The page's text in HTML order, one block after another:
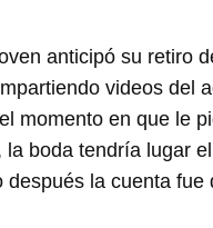
anticipó su retiro
videos del
momento en que le
la boda tendría lugar
después la cuenta fue